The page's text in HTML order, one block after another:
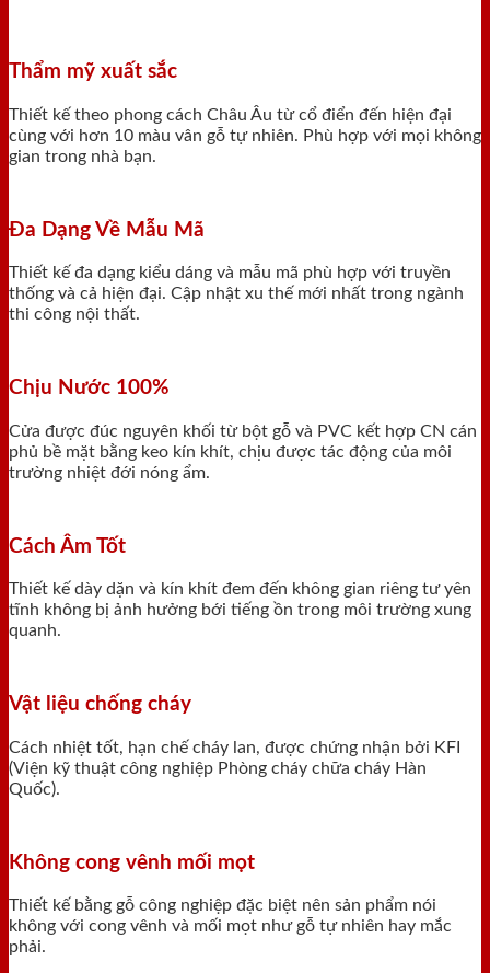
Thẩm mỹ xuất sắc
Thiết kế theo phong cách Châu Âu từ cổ điển đến hiện đại
cùng với hơn 10 màu vân gỗ tự nhiên. Phù hợp với mọi không
gian trong nhà bạn.
Đa Dạng Về Mẫu Mã
Thiết kế đa dạng kiểu dáng và mẫu mã phù hợp với truyền
thống và cả hiện đại. Cập nhật xu thế mới nhất trong ngành
thi công nội thất.
Chịu Nước 100%
Cửa được đúc nguyên khối từ bột gỗ và PVC kết hợp CN cán
phủ bề mặt bằng keo kín khít, chịu được tác động của môi
trường nhiệt đới nóng ẩm.
Cách Âm Tốt
Thiết kế dày dặn và kín khít đem đến không gian riêng tư yên
tĩnh không bị ảnh hưởng bới tiếng ồn trong môi trường xung
quanh.
Vật liệu chống cháy
Cách nhiệt tốt, hạn chế cháy lan, được chứng nhận bởi KFI
(Viện kỹ thuật công nghiệp Phòng cháy chữa cháy Hàn
Quốc).
Không cong vênh mối mọt
Thiết kế bằng gỗ công nghiệp đặc biệt nên sản phẩm nói
không với cong vênh và mối mọt như gỗ tự nhiên hay mắc
phải.